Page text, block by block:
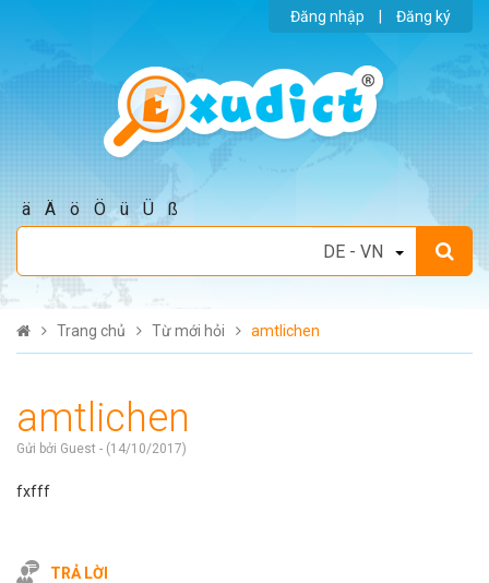
Đăng nhập Đăng ký
ä Ä ö Ö ü Ü ß
Trang chủ Từ mới hỏi amtlichen
amtlichen
Gửi bởi Guest - (14/10/2017)
fxfff
TRẢ LỜI